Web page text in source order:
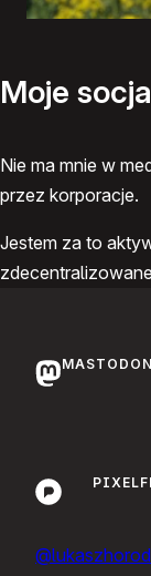
Moje
Nie ma mnie w
przez korporacje.
Jestem za to
MASTODON